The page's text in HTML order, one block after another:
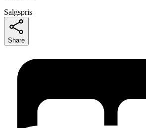
Salgspris
Share